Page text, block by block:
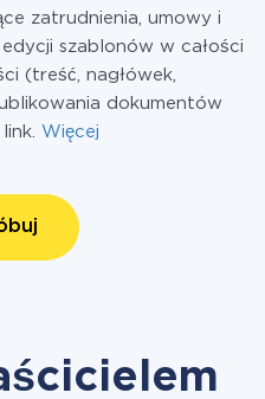
zatrudnienia, umowy i
szablonów w całości
(treść, nagłówek,
dokumentów
Więcej